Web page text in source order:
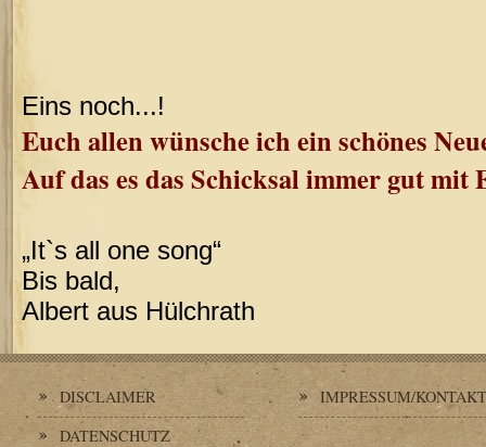
Eins noch...!
Euch allen wünsche ich ein schönes
Auf das es das Schicksal immer gut mit
„It`s all one song“
Bis bald,
Albert aus Hülchrath
DISCLAIMER
DATENSCHUTZ
IMPRESSUM/KONTAKT